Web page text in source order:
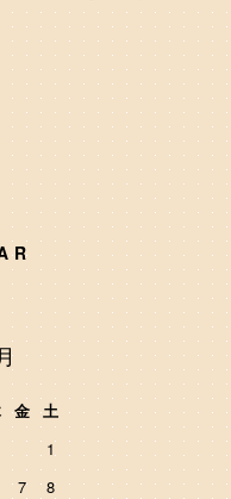
金
土
1
7
8